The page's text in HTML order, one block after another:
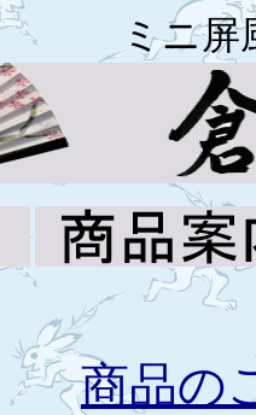
ミニ屏
商品の